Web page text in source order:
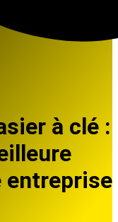
à clé :
entreprise